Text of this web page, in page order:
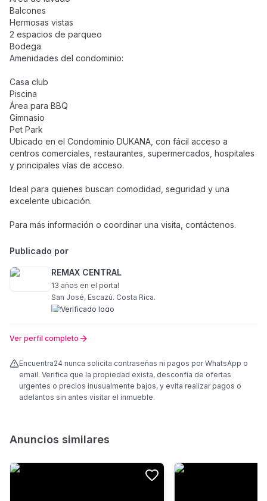
Balcones
Hermosas vistas
2 espacios de parqueo
Bodega
Amenidades del condominio:
Casa club
Piscina
Área para BBQ
Gimnasio
Pet Park
Ubicado en el Condominio DUKANA, con fácil acceso a
centros comerciales, restaurantes, supermercados, hospitales
y principales vías de acceso.
Ideal para quienes buscan comodidad, seguridad y una
excelente ubicación.
Para más información o coordinar una visita, contáctenos.
Publicado por
REMAX CENTRAL
13 años en el portal
San José, Escazú. Costa Rica.
Ver perfil completo
Encuentra24 nunca solicita contraseñas ni pagos por WhatsApp o
email. Verifica que la propiedad exista, desconfía de ofertas
urgentes o precios inusualmente bajos, y evita realizar pagos o
adelantos sin antes visitar el inmueble.
Anuncios similares